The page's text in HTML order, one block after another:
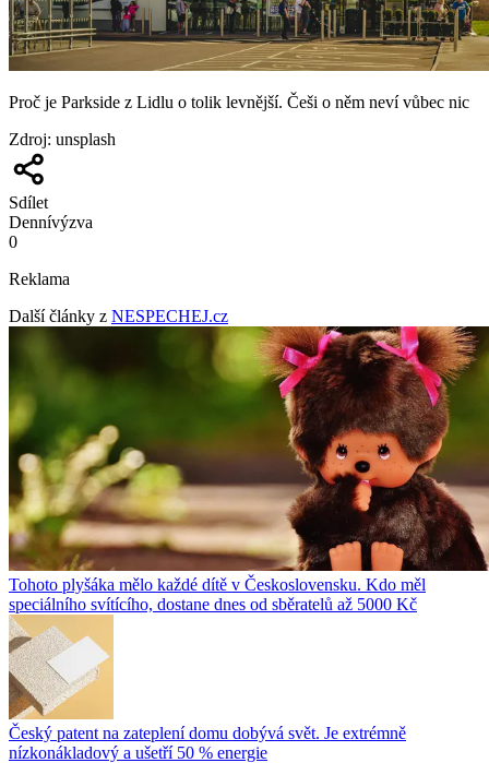
Proč je Parkside z Lidlu o tolik levnější. Češi o něm neví vůbec nic
Zdroj: unsplash
Sdílet
Dennívýzva
0
Reklama
Další články z NESPECHEJ.cz
Tohoto plyšáka mělo každé dítě v Československu. Kdo měl
speciálního svítícího, dostane dnes od sběratelů až 5000 Kč
Český patent na zateplení domu dobývá svět. Je extrémně
nízkonákladový a ušetří 50 % energie